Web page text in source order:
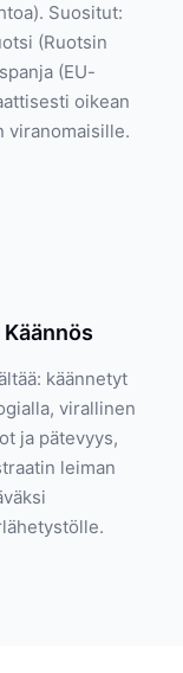
Suositut:
(Ruotsin
(EU-
oikean
viranomaisille.
käännetyt
virallinen
ja pätevyys,
leiman